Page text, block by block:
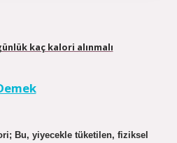
kaç kalori alınmalı
Bu, yiyecekle tüketilen, fiziksel